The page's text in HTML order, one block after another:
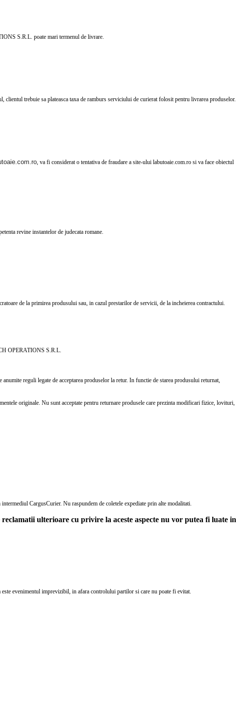
S.R.L. poate mari termenul de livrare.
trebuie sa plateasca taxa de ramburs serviciului de curierat folosit pentru livrarea produselor.
, va fi considerat o tentativa de fraudare a site-ului labutoaie.com.ro si va face obiectul
revine instantelor de judecata romane.
de la primirea produsului sau, in cazul prestarilor de servicii, de la incheierea contractului.
OPERATIONS S.R.L.
reguli legate de acceptarea produselor la retur. In functie de starea produsului returnat,
originale. Nu sunt acceptate pentru returnare produsele care prezinta modificari fizice, lovituri,
CargusCurier. Nu raspundem de coletele expediate prin alte modalitati.
ulterioare cu privire la aceste aspecte nu vor putea fi luate in
evenimentul imprevizibil, in afara controlului partilor si care nu poate fi evitat.